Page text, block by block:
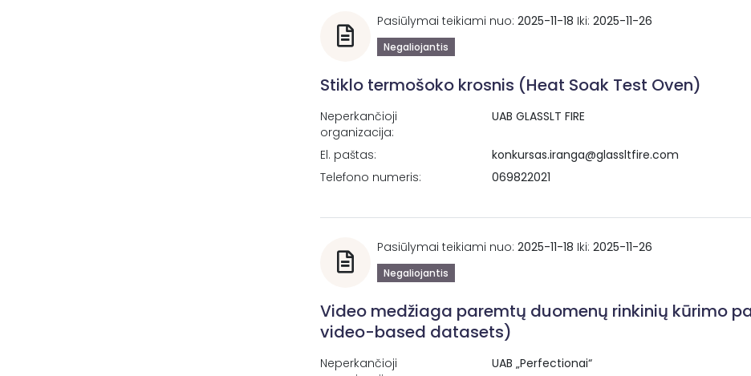
Pasiūlymai teikiami nuo: 2025-11-18 Iki: 2025-11-26
Negaliojantis
Stiklo termošoko krosnis (Heat Soak Test Oven)
Neperkančioji
organizacija:
UAB GLASSLT FIRE
El. paštas:
konkursas.iranga@glassltfire.com
Telefono numeris:
069822021
Pasiūlymai teikiami nuo: 2025-11-18 Iki: 2025-11-26
Negaliojantis
Video medžiaga paremtų duomenų rinkinių kūrimo
video-based datasets)
Neperkančioji
UAB „Perfectionai“